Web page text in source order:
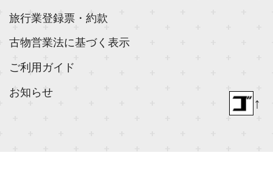
旅行業登録票・約款
古物営業法に基づく表示
ご利用ガイド
お知らせ
↑